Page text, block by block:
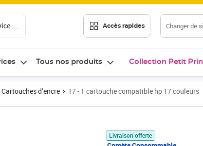
.... Accès rapides Changer de
Tous nos produits Collection Petit
Cartouches d’encre 17 - 1 cartouche compatible hp 17 couleurs
Livraison offerte
Prix 22,90€